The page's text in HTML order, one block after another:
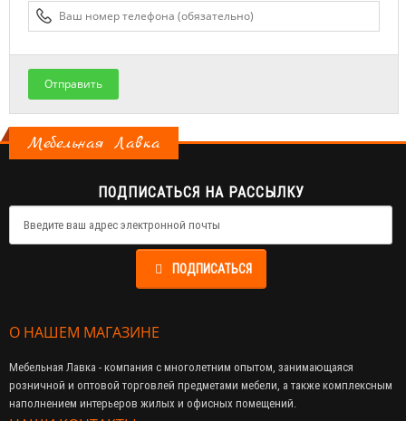
Отправить
Мебельная Лавка
ПОДПИСАТЬСЯ НА РАССЫЛКУ
ПОДПИСАТЬСЯ
О НАШЕМ МАГАЗИНЕ
Мебельная Лавка - компания с многолетним опытом, занимающаяся
розничной и оптовой торговлей предметами мебели, а также комплексным
наполнением интерьеров жилых и офисных помещений.